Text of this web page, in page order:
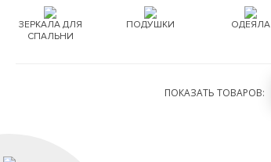
ЗЕРКАЛА ДЛЯ
СПАЛЬНИ
ПОДУШКИ ОДЕЯЛА
ПОКАЗАТЬ ТОВАРОВ: